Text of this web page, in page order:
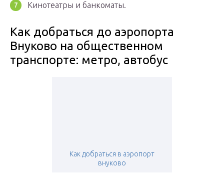
Кинотеатры и банкоматы.
Как добраться до аэропорта
Внуково на общественном
транспорте: метро, автобус
Как добраться в аэропорт
внуково